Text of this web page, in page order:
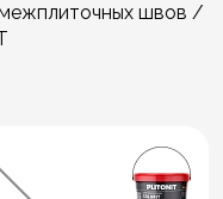
межплиточных швов /